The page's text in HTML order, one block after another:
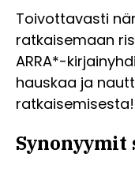
Toivottavasti
ratkaisemaan
ARRA*-
hauskaa ja
ratkaisemisesta!
Synonyymit